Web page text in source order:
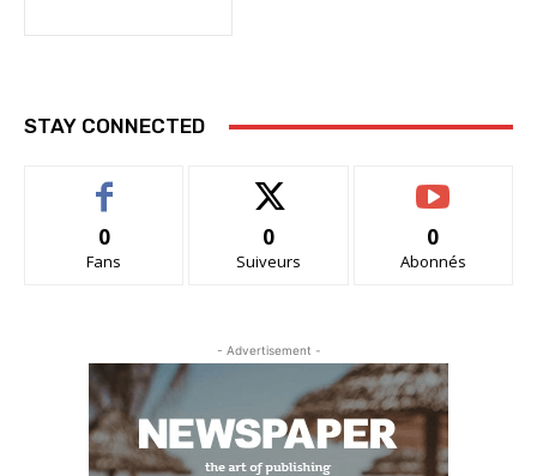
STAY CONNECTED
0
Fans
0
Suiveurs
0
Abonnés
- Advertisement -